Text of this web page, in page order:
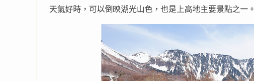
天氣好時，可以倒映湖光山色，也是上高地主要景點之一。